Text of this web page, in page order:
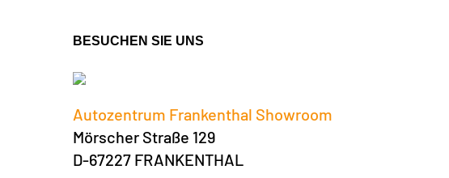
BESUCHEN SIE UNS
Autozentrum Frankenthal Showroom
Mörscher Straße 129
D-67227 FRANKENTHAL